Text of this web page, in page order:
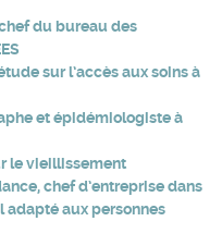
du bureau des
sur l’accès aux soins à
et épidémiologiste à
le vieillissement
chef d’entreprise dans
aux personnes